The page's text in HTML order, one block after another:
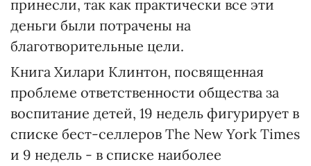
принесли, так как практически все эти
деньги были потрачены на
благотворительные цели.
Книга Хилари Клинтон, посвященная
проблеме ответственности общества за
воспитание детей, 19 недель фигурирует в
списке бест-селлеров The New York Times
и 9 недель - в списке наиболее